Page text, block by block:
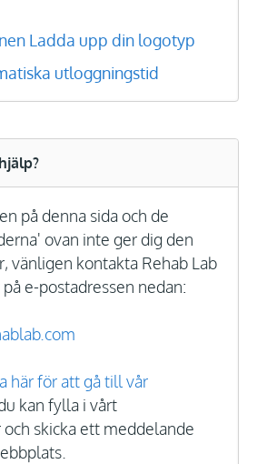
Ladda upp din logotyp
utloggningstid
på denna sida och de
ovan inte ger dig den
vänligen kontakta Rehab Lab
e-postadressen nedan:
här för att gå till vår
kan fylla i vårt
skicka ett meddelande